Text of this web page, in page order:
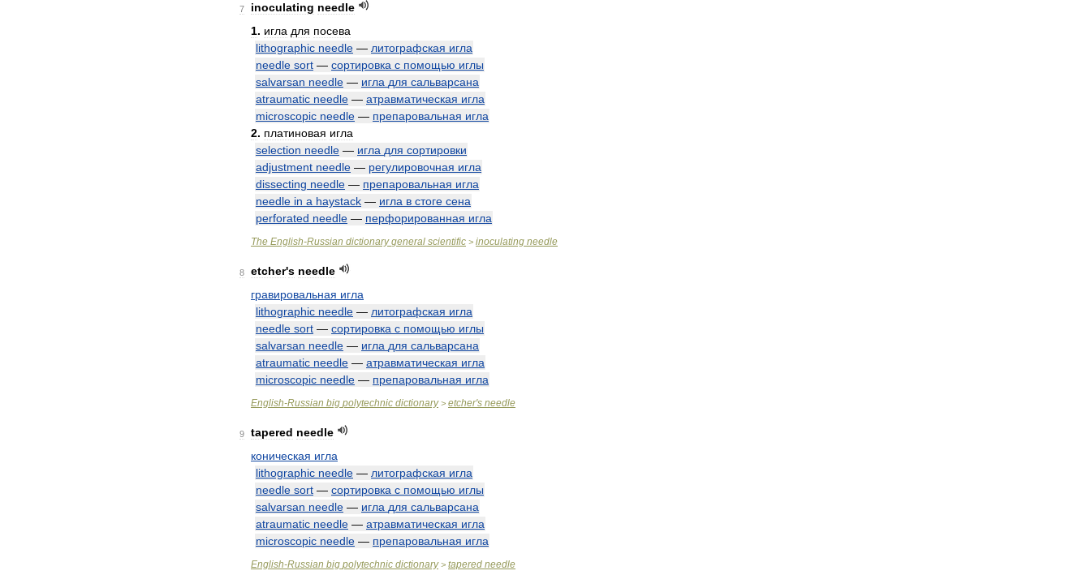
7 inoculating needle
1. игла для посева
lithographic needle — литографская игла
needle sort — сортировка с помощью иглы
salvarsan needle — игла для сальварсана
atraumatic needle — атравматическая игла
microscopic needle — препаровальная игла
2. платиновая игла
selection needle — игла для сортировки
adjustment needle — регулировочная игла
dissecting needle — препаровальная игла
needle in a haystack — игла в стоге сена
perforated needle — перфорированная игла
The English-Russian dictionary general scientific > inoculating needle
8 etcher's needle
гравировальная игла
lithographic needle — литографская игла
needle sort — сортировка с помощью иглы
salvarsan needle — игла для сальварсана
atraumatic needle — атравматическая игла
microscopic needle — препаровальная игла
English-Russian big polytechnic dictionary> etcher's needle
9 tapered needle
коническая игла
lithographic needle — литографская игла
needle sort — сортировка с помощью иглы
salvarsan needle — игла для сальварсана
atraumatic needle — атравматическая игла
microscopic needle — препаровальная игла
English-Russian big polytechnic dictionary> tapered needle